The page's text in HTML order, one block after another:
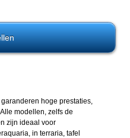
hoge prestaties,
modellen, zelfs de
zijn ideaal voor
in terraria, tafel